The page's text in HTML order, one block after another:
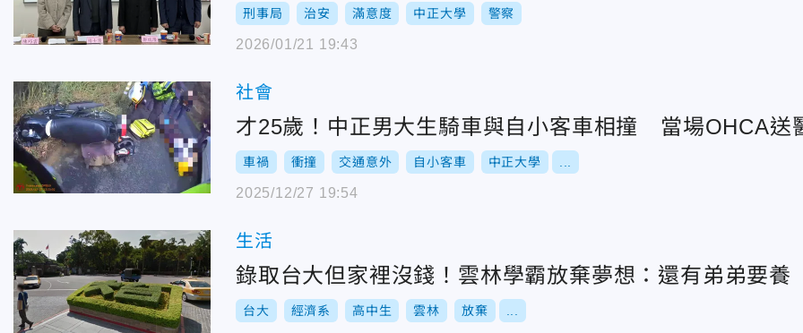
刑事局 治安 滿意度 中正大學 警察
2026/01/21 19:43
社會
才25歲！中正男大生騎車與自小客車相撞 當場OHCA送
車禍 衝撞 交通意外 自小客車 中正大學
2025/12/27 19:54
生活
錄取台大但家裡沒錢！雲林學霸放棄夢想：還有弟弟要養
台大 經濟系 高中生 雲林 放棄